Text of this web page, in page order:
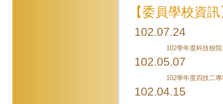
【委員學校資
102.07.24
102.05.07
102.04.15